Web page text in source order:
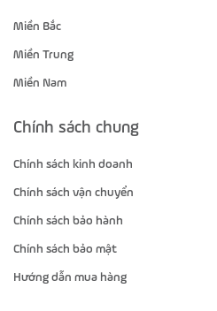
Miền Bắc
Miền Trung
Miền Nam
Chính sách chung
Chính sách kinh doanh
Chính sách vận chuyển
Chính sách bảo hành
Chính sách bảo mật
Hướng dẫn mua hàng